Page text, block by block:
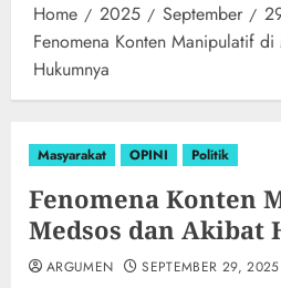
Home 2025 September
Fenomena Konten Manipulatif
Hukumnya
Masyarakat OPINI Politik
Fenomena Konten
Medsos dan Akibat
ARGUMEN SEPTEMBER 29, 2025